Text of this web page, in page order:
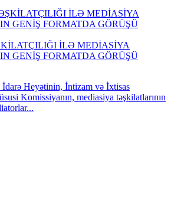
İLƏ MEDİASİYA
GENİŞ FORMATDA GÖRÜŞÜ
İdarə Heyətinin, İntizam və İxtisas
Komissiyanın, mediasiya təşkilatlarının